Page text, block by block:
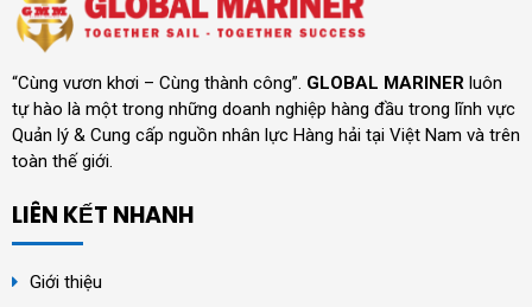
“Cùng vươn khơi – Cùng thành công”. GLOBAL MARINER luôn
tự hào là một trong những doanh nghiệp hàng đầu trong lĩnh vực
Quản lý & Cung cấp nguồn nhân lực Hàng hải tại Việt Nam và trên
toàn thế giới.
LIÊN KẾT NHANH
Giới thiệu